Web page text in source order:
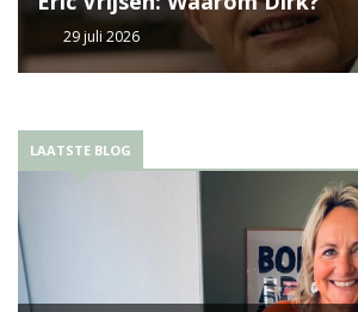
29 juli 2026
LAATSTE BLOG